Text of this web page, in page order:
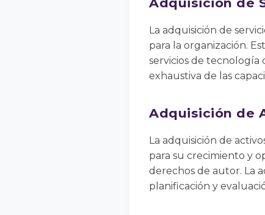
La adquisición de
para la organización.
servicios de tecnología
exhaustiva de las
Adquisición de
La adquisición de
para su crecimiento y
derechos de autor. La
planificación y